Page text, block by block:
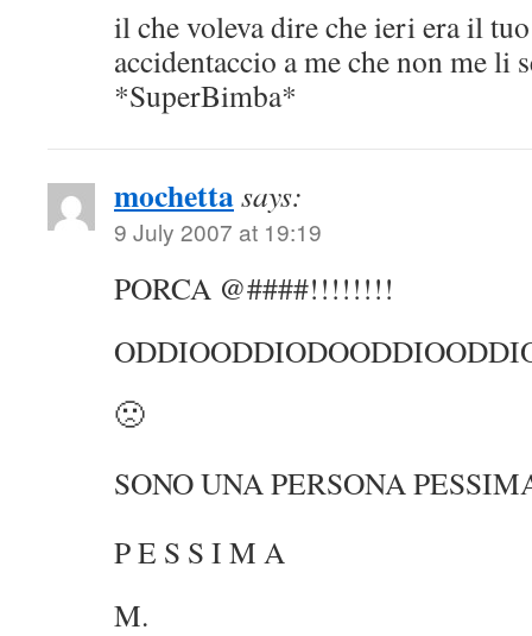
il che voleva dire che ieri era il
accidentaccio a me che non me li
*SuperBimba*
mochettasays:
9 July 2007 at 19:19
PORCA @####!!!!!!!!
🙁
SONO UNA PERSONA
P E S S I M A
M.